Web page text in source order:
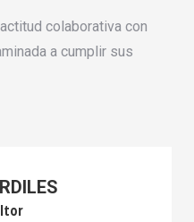
colaborativa con
a cumplir sus